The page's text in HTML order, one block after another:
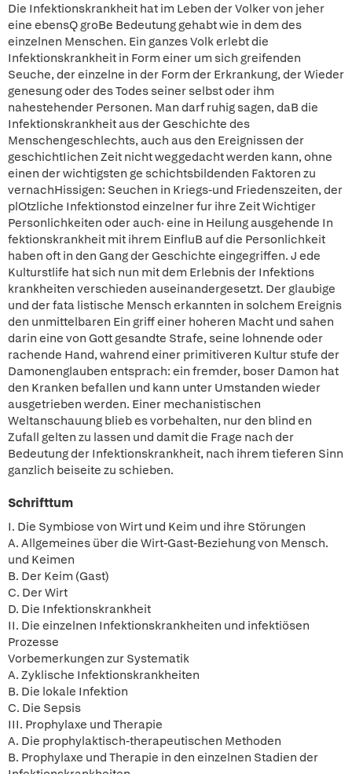
Die Infektionskrankheit hat im Leben der Volker von jeher
eine ebensQ groBe Bedeutung gehabt wie in dem des
einzelnen Menschen. Ein ganzes Volk erlebt die
Infektionskrankheit in Form einer um sich greifenden
Seuche, der einzelne in der Form der Erkrankung, der Wieder
genesung oder des Todes seiner selbst oder ihm
nahestehender Personen. Man darf ruhig sagen, daB die
Infektionskrankheit aus der Geschichte des
Menschengeschlechts, auch aus den Ereignissen der
geschichtIichen Zeit nicht weggedacht werden kann, ohne
einen der wichtigsten ge schichtsbildenden Faktoren zu
vernachHissigen: Seuchen in Kriegs-und Friedenszeiten, der
plOtzliche Infektionstod einzelner fur ihre Zeit Wichtiger
Personlichkeiten oder auch· eine in Heilung ausgehende In
fektionskrankheit mit ihrem EinfluB auf die Personlichkeit
haben oft in den Gang der Geschichte eingegriffen. J ede
Kulturstlife hat sich nun mit dem Erlebnis der Infektions
krankheiten verschieden auseinandergesetzt. Der glaubige
und der fata listische Mensch erkannten in solchem Ereignis
den unmittelbaren Ein griff einer hoheren Macht und sahen
darin eine von Gott gesandte Strafe, seine lohnende oder
rachende Hand, wahrend einer primitiveren Kultur stufe der
Damonenglauben entsprach: ein fremder, boser Damon hat
den Kranken befallen und kann unter Umstanden wieder
ausgetrieben werden. Einer mechanistischen
Weltanschauung blieb es vorbehalten, nur den blind en
Zufall gelten zu lassen und damit die Frage nach der
Bedeutung der Infektionskrankheit, nach ihrem tieferen Sinn
ganzlich beiseite zu schieben.
Schrifttum
I. Die Symbiose von Wirt und Keim und ihre Störungen
A. Allgemeines über die Wirt-Gast-Beziehung von Mensch.
und Keimen
B. Der Keim (Gast)
C. Der Wirt
D. Die Infektionskrankheit
II. Die einzelnen Infektionskrankheiten und infektiösen
Prozesse
Vorbemerkungen zur Systematik
A. Zyklische Infektionskrankheiten
B. Die lokale Infektion
C. Die Sepsis
III. Prophylaxe und Therapie
A. Die prophylaktisch-therapeutischen Methoden
B. Prophylaxe und Therapie in den einzelnen Stadien der